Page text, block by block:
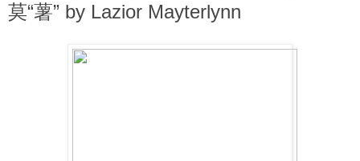
莫“薯” by Lazior Mayterlynn